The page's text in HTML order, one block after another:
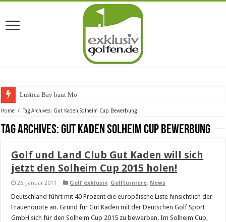
Luštica Bay baut Monten
Home / Tag Archives: Gut Kaden Solheim Cup Bewerbung
Tag Archives:Gut Kaden Solheim Cup Bewerbung
Golf und Land Club Gut Kaden will sich
jetzt den Solheim Cup 2015 holen!
26. Januar 2011 Golf exklusiv, Golfturniere, News
Deutschland führt mit 40 Prozent die europäische Liste hinsichtlich der
Frauenquote an. Grund für Gut Kaden mit der Deutschen Golf Sport
GmbH sich für den Solheim Cup 2015 zu bewerben. Im Solheim Cup,